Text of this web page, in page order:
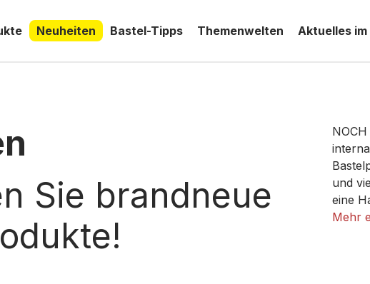
springen
Neuheiten Bastel-Tipps Themenwelten Aktuelles im
Sie brandneue
und
eine
den
Mehr